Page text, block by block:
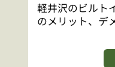
軽井沢のビルト
のメリット、デ